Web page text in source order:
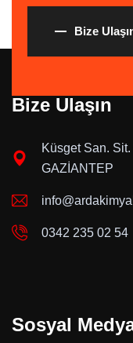
Bize
Bize Ulaşın
Küsget San.
GAZİANTEP
0342 235 02 54
Sosyal